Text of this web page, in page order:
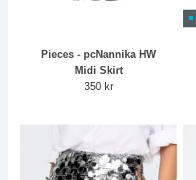
Pieces - pcNannika HW
Midi Skirt
350 kr